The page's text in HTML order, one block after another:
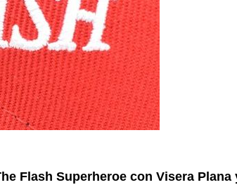
Friki
Flash Superheroe con Visera Plana